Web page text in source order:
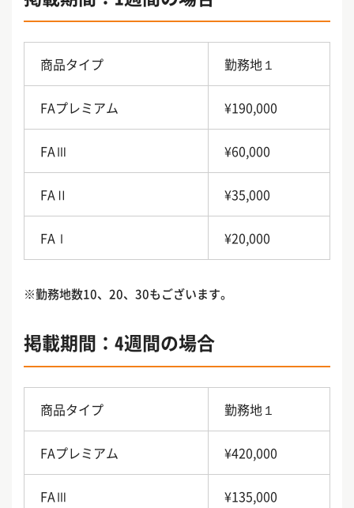
商品タイプ 勤務地１
FAプレミアム ¥190,000
FAⅢ ¥60,000
FAⅡ ¥35,000
FAⅠ ¥20,000
※勤務地数10、20、30もございます。
掲載期間：4週間の場合
商品タイプ 勤務地１
FAプレミアム ¥420,000
FAⅢ ¥135,000